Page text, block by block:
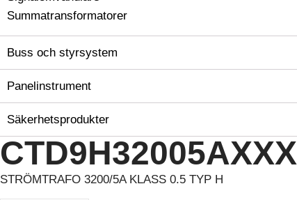
Summatransformatorer
Buss och styrsystem
Panelinstrument
Säkerhetsprodukter
CTD9H32005AXXX
STRÖMTRAFO 3200/5A KLASS 0.5 TYP H